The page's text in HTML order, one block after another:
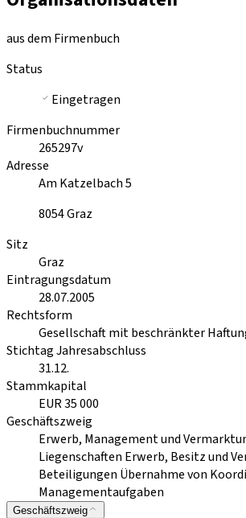
aus dem Firmenbuch
Status
Eingetragen
Firmenbuchnummer
265297v
Adresse
Am Katzelbach 5
8054Graz
Sitz
Graz
Eintragungsdatum
28.07.2005
Rechtsform
Gesellschaft mit beschränkter
Stichtag Jahresabschluss
31.12.
Stammkapital
EUR 35 000
Geschäftszweig
Erwerb, Management und
Liegenschaften Erwerb, Besitz und
Beteiligungen Übernahme von
Managementaufgaben
Geschäftszweig